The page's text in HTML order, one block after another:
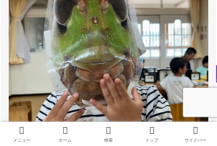
メニュー ホーム 検索 トップ サイドバー